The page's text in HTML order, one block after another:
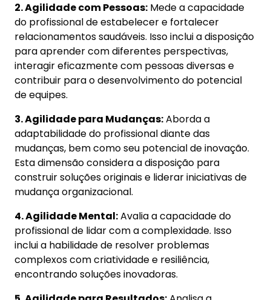
2. Agilidade com Pessoas: Mede a capacidade
do profissional de estabelecer e fortalecer
relacionamentos saudáveis. Isso inclui a disposição
para aprender com diferentes perspectivas,
interagir eficazmente com pessoas diversas e
contribuir para o desenvolvimento do potencial
de equipes.
3. Agilidade para Mudanças:Aborda a
adaptabilidade do profissional diante das
mudanças, bem como seu potencial de inovação.
Esta dimensão considera a disposição para
construir soluções originais e liderar iniciativas de
mudança organizacional.
4. Agilidade Mental:Avalia a capacidade do
profissional de lidar com a complexidade. Isso
inclui a habilidade de resolver problemas
complexos com criatividade e resiliência,
encontrando soluções inovadoras.